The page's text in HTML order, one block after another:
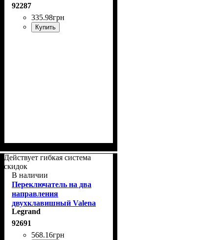
92287
335.98грн
Купить
Действует гибкая система
скидок
В наличии
Переключатель на два
направления
двухклавишный Valena
Life Legrand 752508
слоновая кость
Legrand
92691
568.16грн